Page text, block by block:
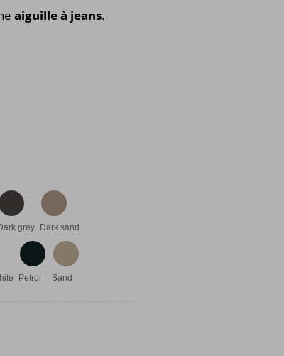
aiguille à jeans.
grey Dark sand
Petrol Sand